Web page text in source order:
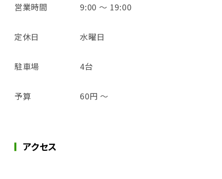
営業時間 9:00 ～ 19:00
定休日 水曜日
駐車場 4台
予算 60円 ～
アクセス